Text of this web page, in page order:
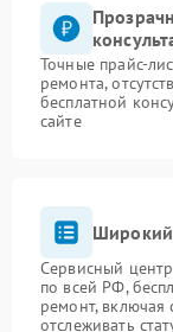
Точные прайс-
ремонта,
бесплатной
сайте
Широкий
Сервисный
по всей РФ,
ремонт,
отслеживать